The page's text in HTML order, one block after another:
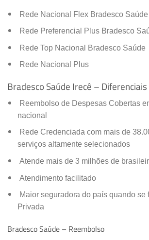
Rede Nacional Flex Bradesco Saúde
Rede Preferencial Plus Bradesco
Rede Top Nacional Bradesco Saúde
Rede Nacional Plus
Bradesco Saúde Irecê – Diferenciais
Reembolso de Despesas Cobertas
nacional
Rede Credenciada com mais de
serviços altamente selecionados
Atende mais de 3 milhões de
Atendimento facilitado
Maior seguradora do país quando se
Privada
Bradesco Saúde – Reembolso